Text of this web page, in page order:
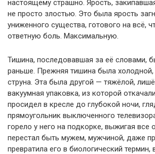
настоящему страшно. Ярость,
не просто злостью. Это была ярость
униженного существа, готового на всё,
ответную боль. Максимальную.
Тишина, последовавшая за её словами,
раньше. Прежняя тишина была холодной,
струна. Эта была другой — тяжёлой,
вакуумная упаковка, из которой
просидел в кресле до глубокой ночи,
прямоугольник выключенного
горело у него на подкорке, выжигая все
перестал быть мужем, мужчиной, даже
превратила его в биологический термин,